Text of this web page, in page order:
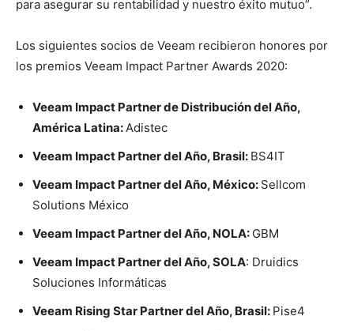
para asegurar su rentabilidad y nuestro éxito mutuo”.
Los siguientes socios de Veeam recibieron honores por
los premios Veeam Impact Partner Awards 2020:
Veeam Impact Partner de Distribución del Año,
América Latina:Adistec
Veeam Impact Partner del Año, Brasil: BS4IT
Veeam Impact Partner del Año, México: Sellcom
Solutions México
Veeam Impact Partner del Año, NOLA: GBM
Veeam Impact Partner del Año, SOLA: Druidics
Soluciones Informáticas
Veeam Rising Star Partnerdel Año, Brasil: Pise4